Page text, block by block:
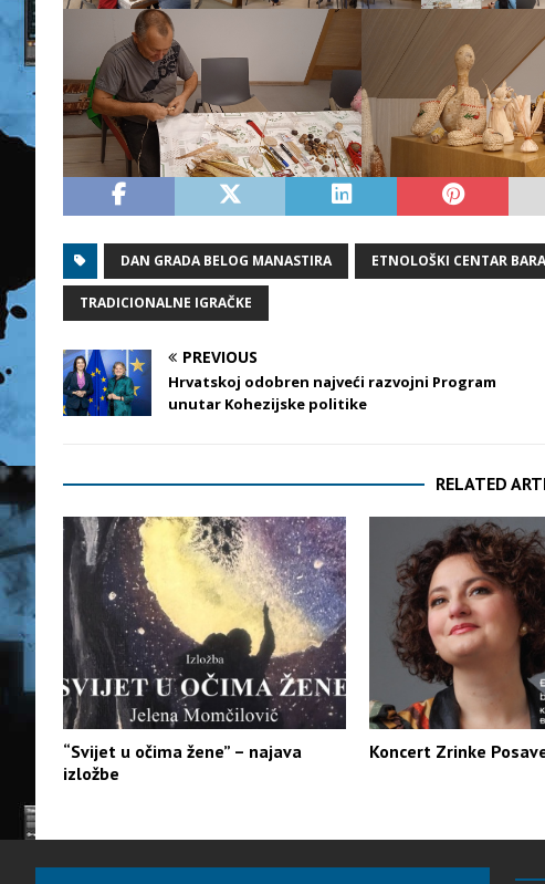
DAN GRADA BELOG MANASTIRA ETNOLOŠKI CENTAR
TRADICIONALNE IGRAČKE
PREVIOUS
Hrvatskoj odobren najveći razvojni Program
unutar Kohezijske politike
RELATED
“Svijet u očima žene” – najava
izložbe
Koncert Zrinke